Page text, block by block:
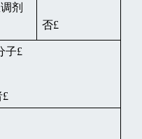
剂
否£
子£
£